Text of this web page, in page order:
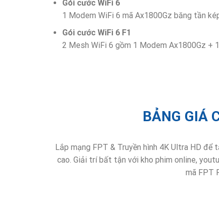
Gói cước WiFi 6
1 Modem WiFi 6 mã Ax1800Gz băng tần
Gói cước WiFi 6 F1
2 Mesh WiFi 6 gồm 1 Modem Ax1800Gz +
BẢNG GIÁ
Lắp mạng FPT & Truyền hình 4K Ultra HD để
cao. Giải trí bất tận với kho phim online,
mã FPT